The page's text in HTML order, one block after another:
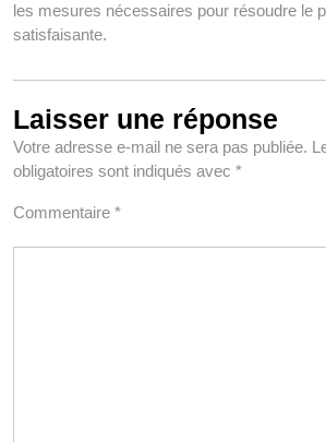
les mesures nécessaires pour résoudre le
satisfaisante.
Laisser une réponse
Votre adresse e-mail ne sera pas publiée.
obligatoires sont indiqués avec *
Commentaire *